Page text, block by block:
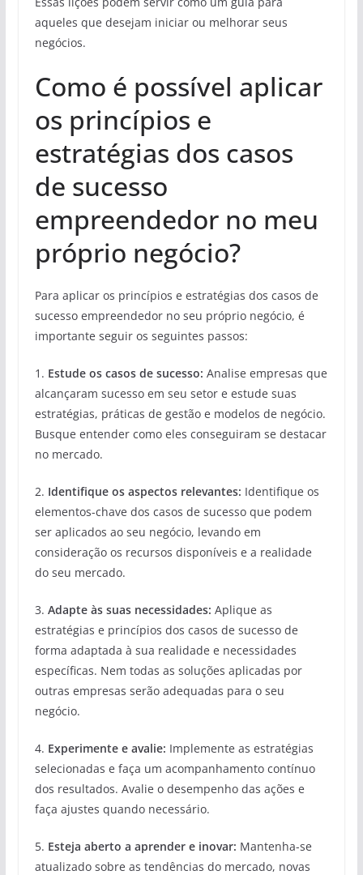
aqueles que desejam iniciar ou melhorar seus
negócios.
Como é possível aplicar
os princípios e
estratégias dos casos
de sucesso
empreendedor no meu
próprio negócio?
Para aplicar os princípios e estratégias dos casos de
sucesso empreendedor no seu próprio negócio, é
importante seguir os seguintes passos:
1. Estude os casos de sucesso: Analise empresas que
alcançaram sucesso em seu setor e estude suas
estratégias, práticas de gestão e modelos de negócio.
Busque entender como eles conseguiram se destacar
no mercado.
2. Identifique os aspectos relevantes: Identifique os
elementos-chave dos casos de sucesso que podem
ser aplicados ao seu negócio, levando em
consideração os recursos disponíveis e a realidade
do seu mercado.
3. Adapte às suas necessidades: Aplique as
estratégias e princípios dos casos de sucesso de
forma adaptada à sua realidade e necessidades
específicas. Nem todas as soluções aplicadas por
outras empresas serão adequadas para o seu
negócio.
4. Experimente e avalie: Implemente as estratégias
selecionadas e faça um acompanhamento contínuo
dos resultados. Avalie o desempenho das ações e
faça ajustes quando necessário.
5. Esteja aberto a aprender e inovar: Mantenha-se
atualizado sobre as tendências do mercado, novas